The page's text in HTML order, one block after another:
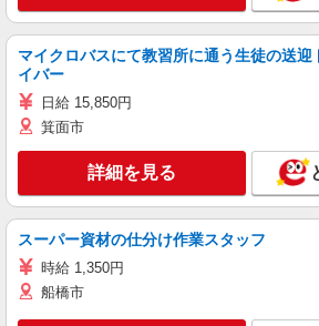
マイクロバスにて教習所に通う生徒の送迎
イバー
日給 15,850円
箕面市
詳細を見る
スーパー資材の仕分け作業スタッフ
時給 1,350円
船橋市